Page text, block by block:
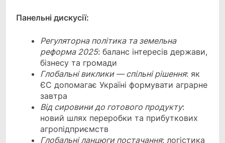
Панельні дискусії:
Регуляторна політика та земельна
реформа 2025: баланс інтересів держави,
бізнесу та громади
Глобальні виклики — спільні рішення: як
ЄС допомагає Україні формувати аграрне
завтра
Від сировини до готового продукту:
новий шлях переробки та прибуткових
агропідприємств
Глобальні ланцюги постачання: логістика